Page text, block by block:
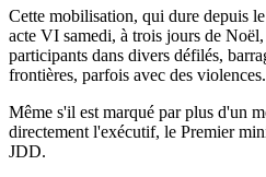
Cette mobilisation, qui dure depuis
acte VI samedi, à trois jours de
participants dans divers défilés,
frontières, parfois avec des violences.
Même s'il est marqué par plus d'un
directement l'exécutif, le Premier
JDD.